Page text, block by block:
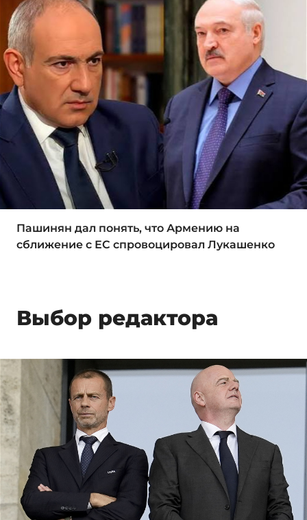
Пашинян дал понять, что Армению на
сближение с ЕС спровоцировал Лукашенко
Выбор редактора